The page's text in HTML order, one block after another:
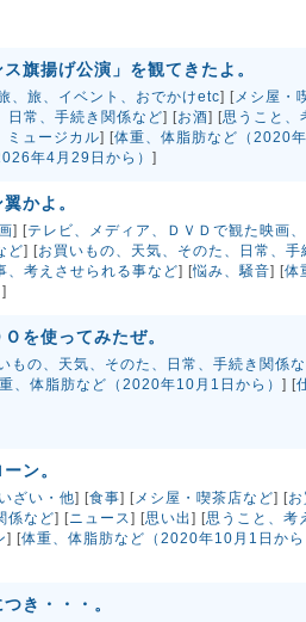
ス旗揚げ公演」を観てきたよ。
、旅、イベント、おでかけetc] [メシ屋・
日常、手続き関係など] [お酒] [思うこと、
ミュージカル] [体重、体脂肪など（2020
年4月29日から） ]
かよ。
] [テレビ、メディア、ＤＶＤで観た映画
ど] [お買いもの、天気、そのた、日常、
、考えさせられる事など] [悩み、騒音] [体
]
を使ってみたぜ。
もの、天気、そのた、日常、手続き関係
、体脂肪など（2020年10月1日から） ] [
ン。
ざい・他] [食事] [メシ屋・喫茶店など] [
係など] [ニュース] [思い出] [思うこと、考
] [体重、体脂肪など（2020年10月1日か
き・・・。